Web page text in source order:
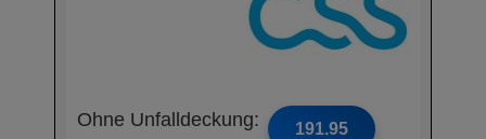
Ohne Unfalldeckung: 191.95